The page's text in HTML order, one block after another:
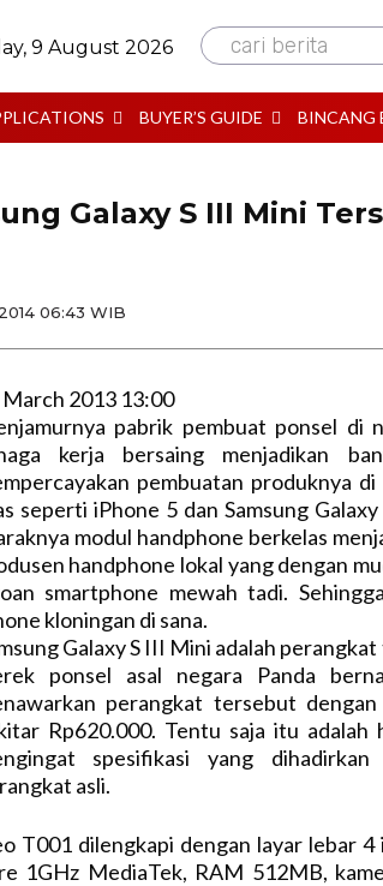
9 August 2026 cari berita
BUYER’S GUIDE BINCANG
Galaxy S III Mini
06:43 WIB
March 2013 13:00
pabrik pembuat ponsel di
kerja bersaing menjadikan
pembuatan produknya di
seperti iPhone 5 dan Samsung
modul handphone berkelas
handphone lokal yang dengan
smartphone mewah tadi.
kloningan di sana.
Galaxy S III Mini adalah
ponsel asal negara Panda
perangkat tersebut
Rp620.000. Tentu saja itu adalah
spesifikasi yang
asli.
T001 dilengkapi dengan layar lebar
1GHz MediaTek, RAM 512MB,